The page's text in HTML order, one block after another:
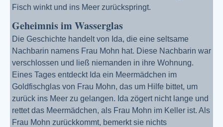
Fisch winkt und ins Meer zurückspringt.
Geheimnis im Wasserglas
Die Geschichte handelt von Ida, die eine seltsame
Nachbarin namens Frau Mohn hat. Diese Nachbarin war
verschlossen und ließ niemanden in ihre Wohnung.
Eines Tages entdeckt Ida ein Meermädchen im
Goldfischglas von Frau Mohn, das um Hilfe bittet, um
zurück ins Meer zu gelangen. Ida zögert nicht lange und
rettet das Meermädchen, als Frau Mohn im Keller ist. Als
Frau Mohn zurückkommt, bemerkt sie nichts